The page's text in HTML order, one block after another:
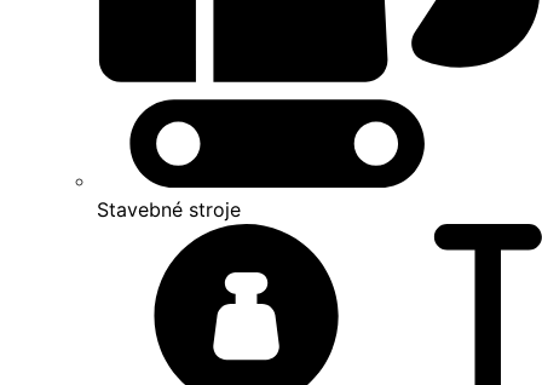
Stavebné stroje